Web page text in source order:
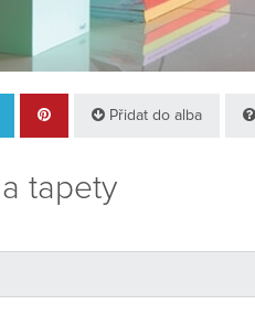
Přidat do alba
tapety